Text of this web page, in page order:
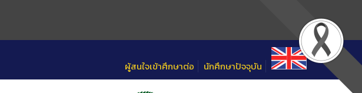
ผู้สนใจเข้าศึกษาต่อ นักศึกษาปัจจุบัน